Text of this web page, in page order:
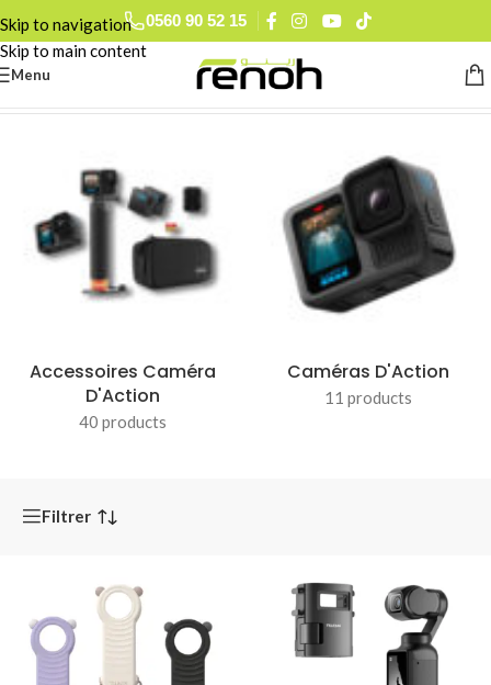
Skip to navigation
Skip to main content
0560 90 52 15
Menu
Accessoires Caméra
D'Action
40 products
Caméras D'Action
11 products
Filtrer